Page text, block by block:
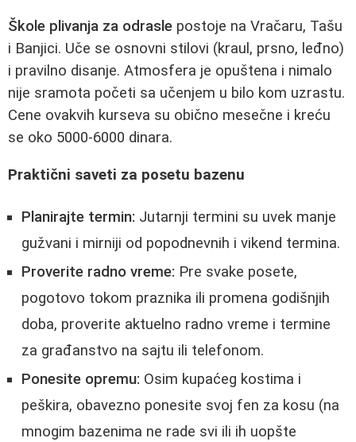
Škole plivanja za odrasle postoje na Vračaru, Tašu
i Banjici. Uče se osnovni stilovi (kraul, prsno, leđno)
i pravilno disanje. Atmosfera je opuštena i nimalo
nije sramota početi sa učenjem u bilo kom uzrastu.
Cene ovakvih kurseva su obično mesečne i kreću
se oko 5000-6000 dinara.
Praktični saveti za posetu bazenu
Planirajte termin: Jutarnji termini su uvek manje
gužvani i mirniji od popodnevnih i vikend termina.
Proverite radno vreme: Pre svake posete,
pogotovo tokom praznika ili promena godišnjih
doba, proverite aktuelno radno vreme i termine
za građanstvo na sajtu ili telefonom.
Ponesite opremu: Osim kupaćeg kostima i
peškira, obavezno ponesite svoj fen za kosu (na
mnogim bazenima ne rade svi ili ih uopšte